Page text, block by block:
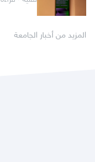
المزيد من أخبار الجامعة